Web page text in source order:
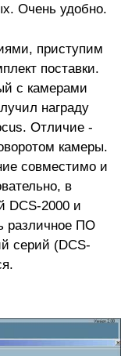
Очень удобно.
приступим
поставки.
с камерами
награду
Отличие -
камеры.
совместимо и
в
DCS-2000 и
различное ПО
серий (DCS-